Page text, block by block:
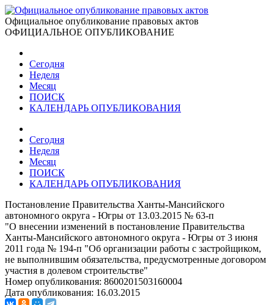
Официальное опубликование правовых актов
ОФИЦИАЛЬНОЕ ОПУБЛИКОВАНИЕ
Сегодня
Неделя
Месяц
ПОИСК
КАЛЕНДАРЬ ОПУБЛИКОВАНИЯ
Сегодня
Неделя
Месяц
ПОИСК
КАЛЕНДАРЬ ОПУБЛИКОВАНИЯ
Постановление Правительства Ханты-Мансийского
автономного округа - Югры от 13.03.2015 № 63-п
"О внесении изменений в постановление Правительства
Ханты-Мансийского автономного округа - Югры от 3 июня
2011 года № 194-п "Об организации работы с застройщиком,
не выполнившим обязательства, предусмотренные договором
участия в долевом строительстве"
Номер опубликования: 8600201503160004
Дата опубликования: 16.03.2015